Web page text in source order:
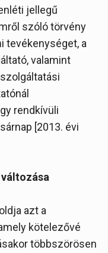
jellegű
szóló törvény
tevékenységet, a
valamint
rendkívüli
[2013. évi
azt a
kötelezővé
többszörösen